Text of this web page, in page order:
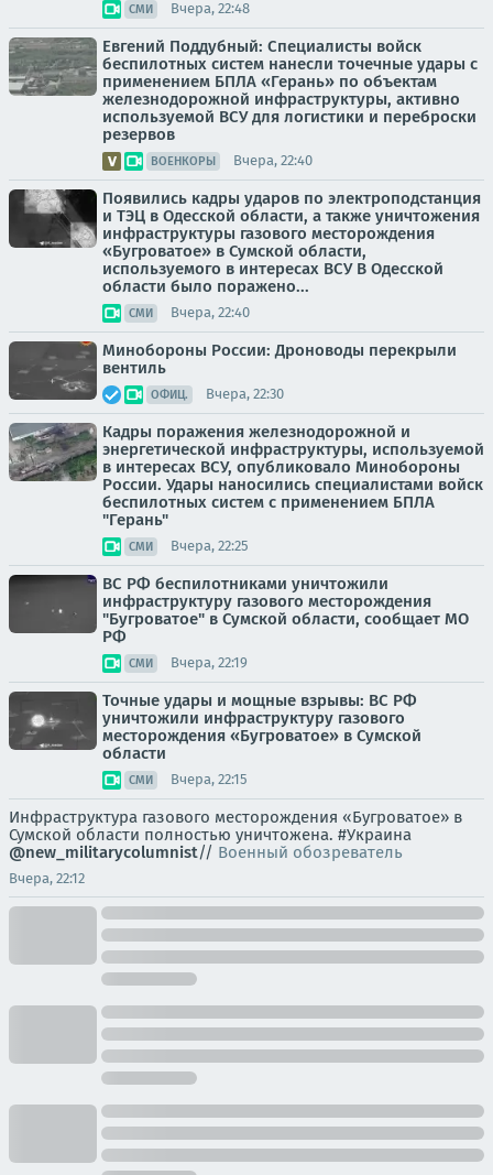
СМИ Вчера, 22:48
Евгений Поддубный: Специалисты войск
беспилотных систем нанесли точечные удары с
применением БПЛА «Герань» по объектам
железнодорожной инфраструктуры, активно
используемой ВСУ для логистики и переброски
резервов
ВОЕНКОРЫ Вчера, 22:40
Появились кадры ударов по электроподстанция
и ТЭЦ в Одесской области, а также уничтожения
инфраструктуры газового месторождения
«Бугроватое» в Сумской области,
используемого в интересах ВСУ В Одесской
области было поражено...
СМИ Вчера, 22:40
Минобороны России: Дроноводы перекрыли
вентиль
ОФИЦ. Вчера, 22:30
Кадры поражения железнодорожной и
энергетической инфраструктуры, используемой
в интересах ВСУ, опубликовало Минобороны
России. Удары наносились специалистами войск
беспилотных систем с применением БПЛА
"Герань"
СМИ Вчера, 22:25
ВС РФ беспилотниками уничтожили
инфраструктуру газового месторождения
"Бугроватое" в Сумской области, сообщает МО
РФ
СМИ Вчера, 22:19
Точные удары и мощные взрывы: ВС РФ
уничтожили инфраструктуру газового
месторождения «Бугроватое» в Сумской
области
СМИ Вчера, 22:15
Инфраструктура газового месторождения «Бугроватое» в
Сумской области полностью уничтожена. #Украина
@new_militarycolumnist// Военный обозреватель
Вчера, 22:12